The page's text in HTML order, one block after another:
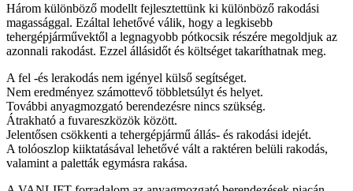
Három különböző modellt fejlesztettünk ki különböző rakodási
magassággal. Ezáltal lehetővé válik, hogy a legkisebb
tehergépjárművektől a legnagyobb pótkocsik részére megoldjuk az
azonnali rakodást. Ezzel állásidőt és költséget takaríthatnak meg.
A fel -és lerakodás nem igényel külső segítséget.
Nem eredményez számottevő többletsúlyt és helyet.
További anyagmozgató berendezésre nincs szükség.
Átrakható a fuvareszközök között.
Jelentősen csökkenti a tehergépjármű állás- és rakodási idejét.
A tolóoszlop kiiktatásával lehetővé vált a raktéren belüli rakodás,
valamint a paletták egymásra rakása.